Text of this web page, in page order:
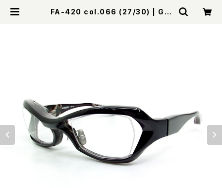
FA-420 col.066 (27/30) | GIL